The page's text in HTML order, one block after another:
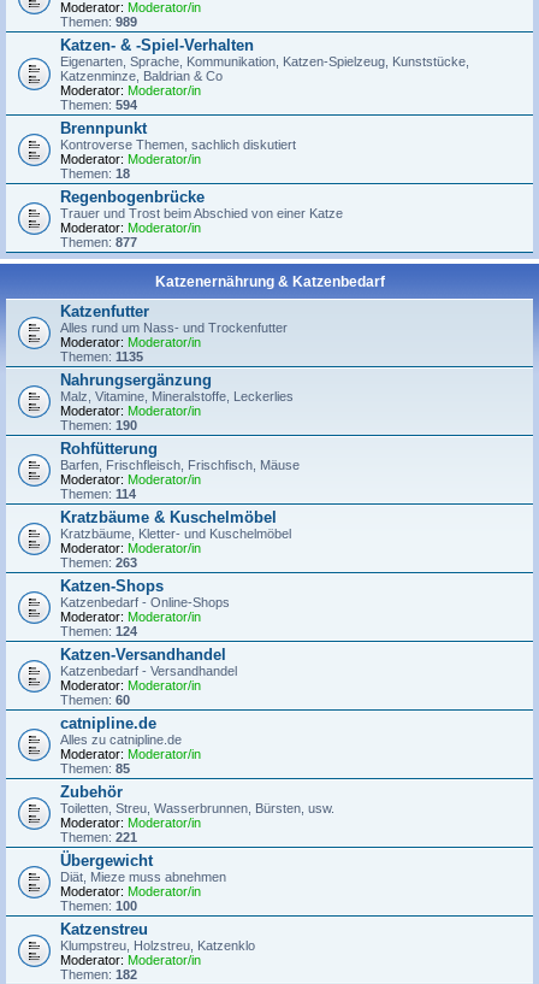
Moderator: Moderator/in
Themen: 989
Katzen- & -Spiel-Verhalten
Eigenarten, Sprache, Kommunikation, Katzen-Spielzeug, Kunststücke,
Katzenminze, Baldrian & Co
Moderator: Moderator/in
Themen: 594
Brennpunkt
Kontroverse Themen, sachlich diskutiert
Moderator: Moderator/in
Themen: 18
Regenbogenbrücke
Trauer und Trost beim Abschied von einer Katze
Moderator: Moderator/in
Themen: 877
Katzenernährung & Katzenbedarf
Katzenfutter
Alles rund um Nass- und Trockenfutter
Moderator: Moderator/in
Themen: 1135
Nahrungsergänzung
Malz, Vitamine, Mineralstoffe, Leckerlies
Moderator: Moderator/in
Themen: 190
Rohfütterung
Barfen, Frischfleisch, Frischfisch, Mäuse
Moderator: Moderator/in
Themen: 114
Kratzbäume & Kuschelmöbel
Kratzbäume, Kletter- und Kuschelmöbel
Moderator: Moderator/in
Themen: 263
Katzen-Shops
Katzenbedarf - Online-Shops
Moderator: Moderator/in
Themen: 124
Katzen-Versandhandel
Katzenbedarf - Versandhandel
Moderator: Moderator/in
Themen: 60
catnipline.de
Alles zu catnipline.de
Moderator: Moderator/in
Themen: 85
Zubehör
Toiletten, Streu, Wasserbrunnen, Bürsten, usw.
Moderator: Moderator/in
Themen: 221
Übergewicht
Diät, Mieze muss abnehmen
Moderator: Moderator/in
Themen: 100
Katzenstreu
Klumpstreu, Holzstreu, Katzenklo
Moderator: Moderator/in
Themen: 182